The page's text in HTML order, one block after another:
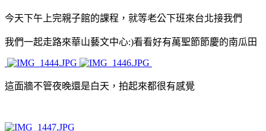
今天下午上完親子館的課程，就等老公下班來台北接我們
我們一起走路來華山藝文中心:)看看好有萬聖節節慶的南瓜田
這面牆不管夜晚還是白天，拍起來都很有感覺